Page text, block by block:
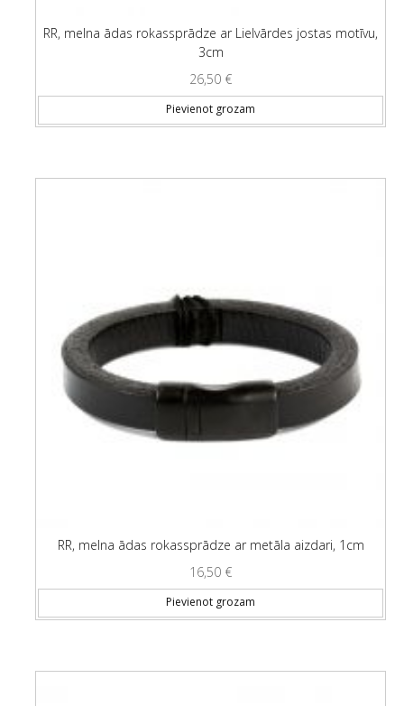
RR, melna ādas rokassprādze ar Lielvārdes jostas motīvu,
3cm
26,50 €
Pievienot grozam
RR, melna ādas rokassprādze ar metāla aizdari, 1cm
16,50 €
Pievienot grozam